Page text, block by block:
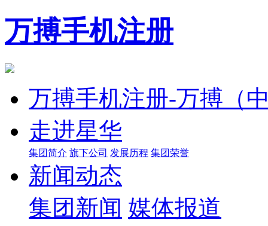
万搏手机注册
万搏手机注册-万搏（
走进星华
集团简介 旗下公司 发展历程 集团荣誉
新闻动态
集团新闻 媒体报道